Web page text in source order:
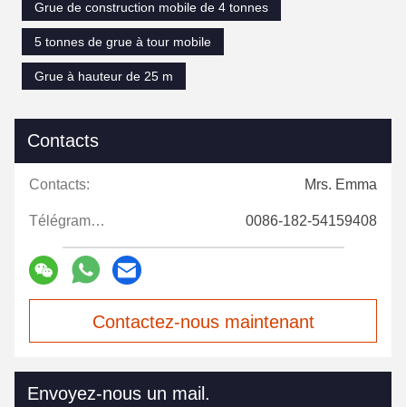
Grue de construction mobile de 4 tonnes
5 tonnes de grue à tour mobile
Grue à hauteur de 25 m
Contacts
Contacts: Mrs. Emma
Télégramme: 0086-182-54159408
Contactez-nous maintenant
Envoyez-nous un mail.